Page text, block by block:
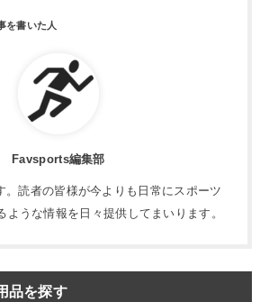
Favsports編集部
。読者の皆様が今よりも日常にスポーツ
ような情報を日々提供してまいります。
品を探す